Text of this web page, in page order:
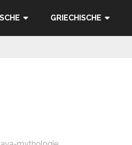
GRIECHISCHE